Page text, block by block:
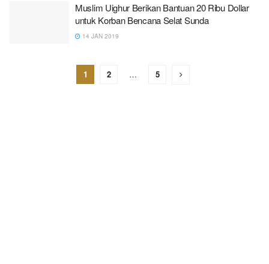
Muslim Uighur Berikan Bantuan 20 Ribu Dollar
untuk Korban Bencana Selat Sunda
14 JAN 2019
1 2 … 5